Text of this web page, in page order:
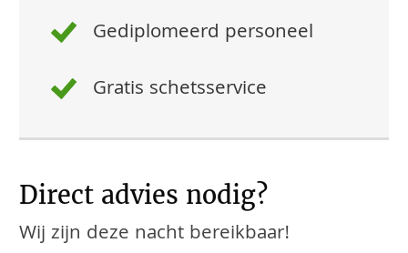
Gediplomeerd personeel
Gratis schetsservice
Direct advies nodig?
Wij zijn deze nacht bereikbaar!